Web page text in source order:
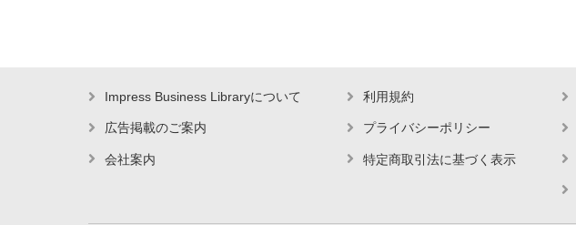
Impress Business Libraryについて
広告掲載のご案内
会社案内
利用規約
プライバシーポリシー
特定商取引法に基づく表示